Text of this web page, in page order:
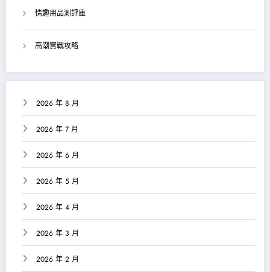
情趣用品測評庫
高潮實戰攻略
2026 年 8 月
2026 年 7 月
2026 年 6 月
2026 年 5 月
2026 年 4 月
2026 年 3 月
2026 年 2 月